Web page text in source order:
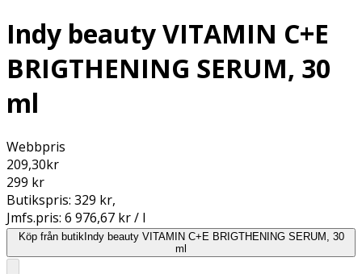
Indy beauty VITAMIN C+E
BRIGTHENING SERUM, 30
ml
Webbpris
209,30kr
299 kr
Butikspris: 329 kr,
Jmfs.pris: 6 976,67 kr / l
Köp från butikIndy beauty VITAMIN C+E BRIGTHENING SERUM, 30
ml